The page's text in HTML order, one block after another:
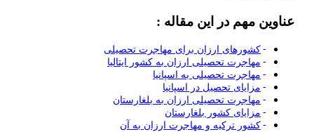
عناوین مهم در این مقاله :
کشورهای ارزان برای مهاجرت تحصیلی
مهاجرت تحصیلی ارزان به کشور ایتالیا
مهاجرت تحصیلی به اسپانیا
مزایای تحصیل در اسپانیا
مهاجرت تحصیلی ارزان به بلغارستان
مزایای کشور بلغارستان
کشور ترکیه و مهاجرت ارزان به آن